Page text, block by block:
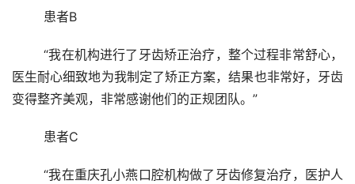
	患者B
	“我在机构进行了牙齿矫正治疗，整个过程非常舒心，
医生耐心细致地为我制定了矫正方案，结果也非常好，牙齿
变得整齐美观，非常感谢他们的正规团队。”
	患者C
	“我在重庆孔小燕口腔机构做了牙齿修复治疗，医护人